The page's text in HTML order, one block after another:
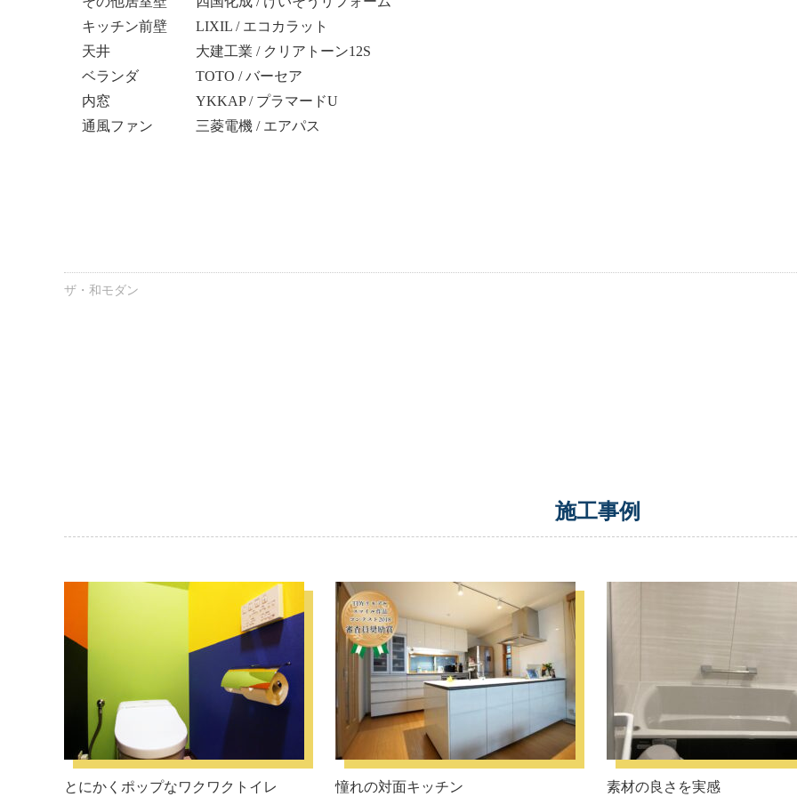
キッチン前壁 LIXIL / エコカラット
天井 大建工業 / クリアトーン12S
ベランダ TOTO / バーセア
内窓 YKKAP / プラマードU
通風ファン 三菱電機 / エアパス
ザ・和モダン
施工事例
とにかくポップなワクワクトイレ 憧れの対面キッチン 素材の良さを実感